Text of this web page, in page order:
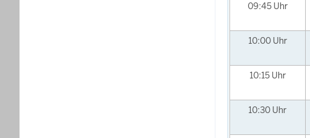
09:45 Uhr
10:00 Uhr
10:15 Uhr
10:30 Uhr